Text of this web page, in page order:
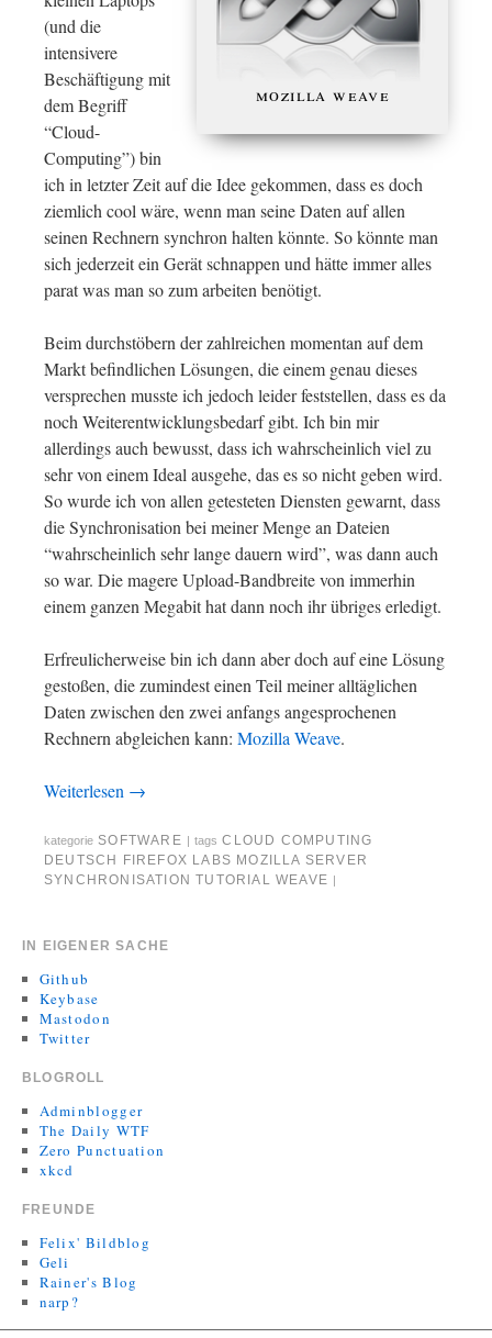
mozilla weave
(und die
intensivere
Beschäftigung mit
dem Begriff
“Cloud-
Computing”) bin
ich in letzter Zeit auf die Idee gekommen, dass es doch
ziemlich cool wäre, wenn man seine Daten auf allen
seinen Rechnern synchron halten könnte. So könnte man
sich jederzeit ein Gerät schnappen und hätte immer alles
parat was man so zum arbeiten benötigt.
Beim durchstöbern der zahlreichen momentan auf dem
Markt befindlichen Lösungen, die einem genau dieses
versprechen musste ich jedoch leider feststellen, dass es da
noch Weiterentwicklungsbedarf gibt. Ich bin mir
allerdings auch bewusst, dass ich wahrscheinlich viel zu
sehr von einem Ideal ausgehe, das es so nicht geben wird.
So wurde ich von allen getesteten Diensten gewarnt, dass
die Synchronisation bei meiner Menge an Dateien
“wahrscheinlich sehr lange dauern wird”, was dann auch
so war. Die magere Upload-Bandbreite von immerhin
einem ganzen Megabit hat dann noch ihr übriges erledigt.
Erfreulicherweise bin ich dann aber doch auf eine Lösung
gestoßen, die zumindest einen Teil meiner alltäglichen
Daten zwischen den zwei anfangs angesprochenen
Rechnern abgleichen kann: Mozilla Weave.
Weiterlesen →
kategorie SOFTWARE | tags CLOUD COMPUTING
DEUTSCH
FIREFOX LABS MOZILLA SERVER
SYNCHRONISATION TUTORIAL WEAVE |
IN EIGENER SACHE
Github
Keybase
Mastodon
Twitter
BLOGROLL
Adminblogger
The Daily WTF
Zero Punctuation
xkcd
FREUNDE
Felix' Bildblog
Geli
Rainer's Blog
narp?